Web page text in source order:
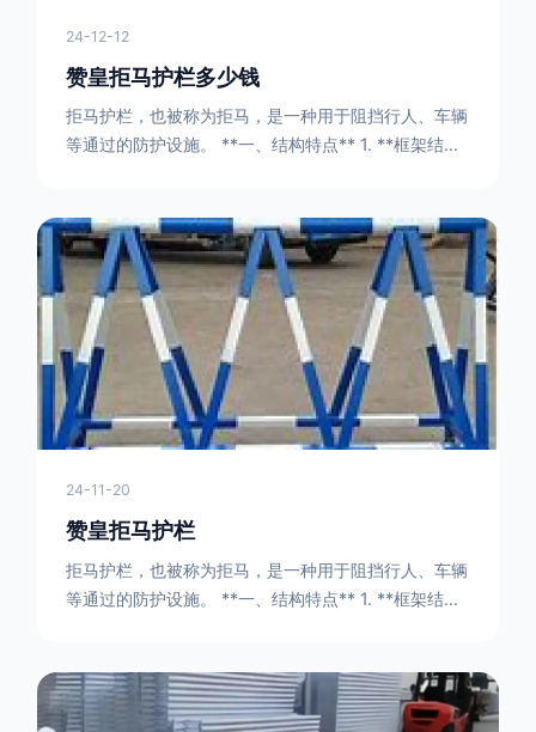
24-12-12
赞皇拒马护栏多少钱
拒马护栏，也被称为拒马，是一种用于阻挡行人、车辆
等通过的防护设施。 **一、结构特点** 1. **框架结构
方形的框架组合。这些框架相互连接，形成一个稳定的
结构，能够承受一定的冲击力。例如，在一些临时交通
管制的现场，三角形框架的拒马护栏可以很方便地拼接
在一起，像一个个小的三角锥形状的结构单
24-11-20
赞皇拒马护栏
拒马护栏，也被称为拒马，是一种用于阻挡行人、车辆
等通过的防护设施。 **一、结构特点** 1. **框架结构
方形的框架组合。这些框架相互连接，形成一个稳定的
结构，能够承受一定的冲击力。例如，在一些临时交通